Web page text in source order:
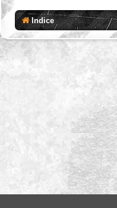
Indice